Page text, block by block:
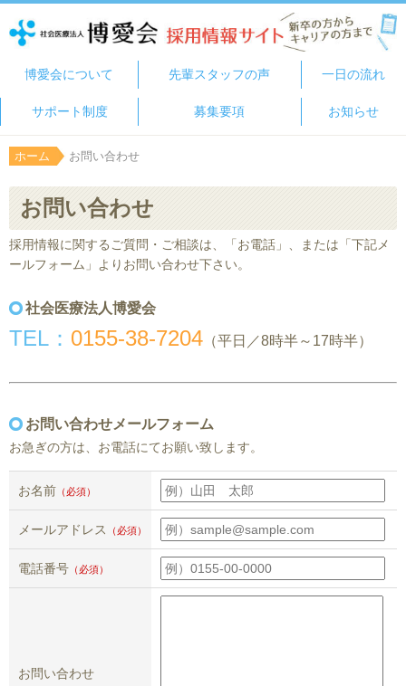
博愛会について 先輩スタッフの声 一日の流れ
サポート制度 募集要項 お知らせ
ホーム お問い合わせ
お問い合わせ
採用情報に関するご質問・ご相談は、「お電話」、または「下記メ
ールフォーム」よりお問い合わせ下さい。
社会医療法人博愛会
TEL： 0155-38-7204 （平日／8時半～17時半）
お問い合わせメールフォーム
お急ぎの方は、お電話にてお願い致します。
お名前 （必須）
メールアドレス （必須）
電話番号 （必須）
お問い合わせ